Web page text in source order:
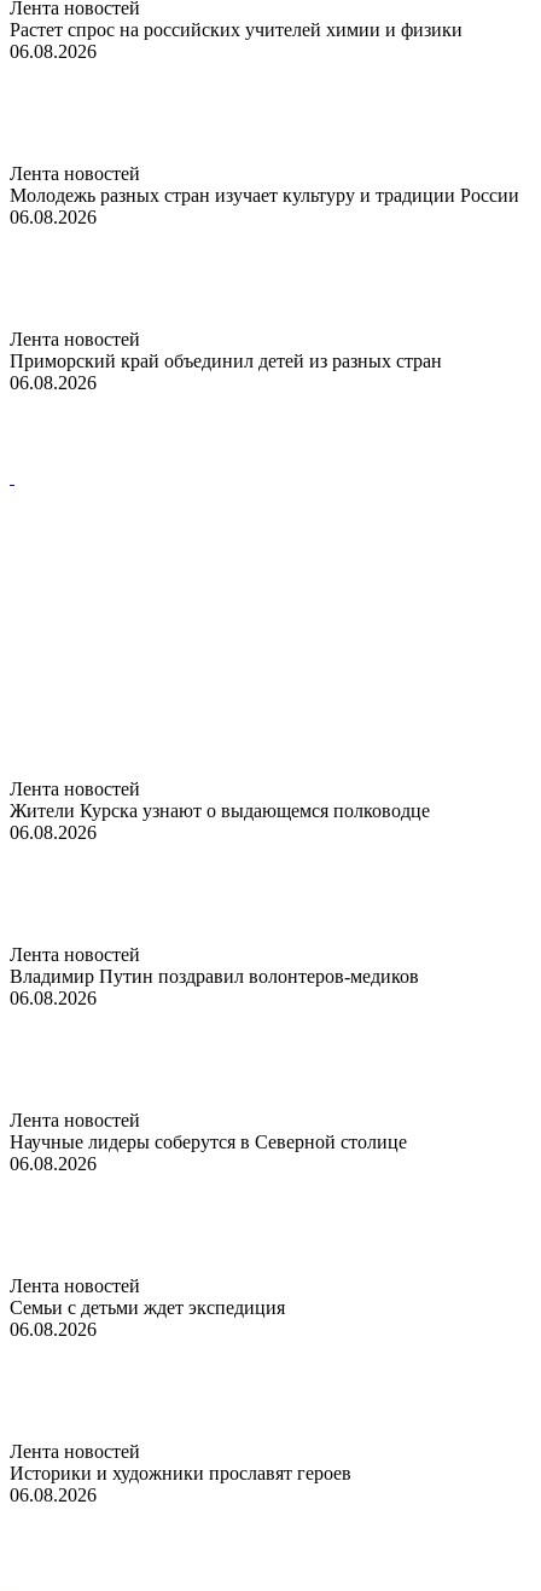
Лента новостей
Растет спрос на российских учителей химии и физики
06.08.2026
Лента новостей
Молодежь разных стран изучает культуру и традиции России
06.08.2026
Лента новостей
Приморский край объединил детей из разных стран
06.08.2026
Лента новостей
Жители Курска узнают о выдающемся полководце
06.08.2026
Лента новостей
Владимир Путин поздравил волонтеров-медиков
06.08.2026
Лента новостей
Научные лидеры соберутся в Северной столице
06.08.2026
Лента новостей
Семьи с детьми ждет экспедиция
06.08.2026
Лента новостей
Историки и художники прославят героев
06.08.2026